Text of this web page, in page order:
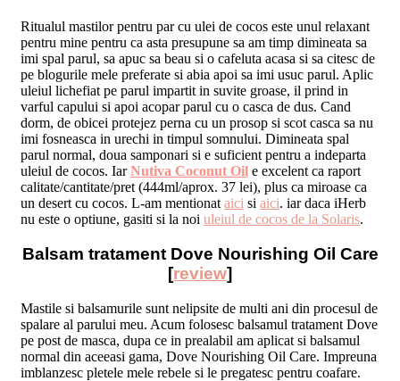
Ritualul mastilor pentru par cu ulei de cocos este unul relaxant
pentru mine pentru ca asta presupune sa am timp dimineata sa
imi spal parul, sa apuc sa beau si o cafeluta acasa si sa citesc de
pe blogurile mele preferate si abia apoi sa imi usuc parul. Aplic
uleiul lichefiat pe parul impartit in suvite groase, il prind in
varful capului si apoi acopar parul cu o casca de dus. Cand
dorm, de obicei protejez perna cu un prosop si scot casca sa nu
imi fosneasca in urechi in timpul somnului. Dimineata spal
parul normal, doua samponari si e suficient pentru a indeparta
uleiul de cocos. IarNutiva Coconut Oil e excelent ca raport
calitate/cantitate/pret (444ml/aprox. 37 lei), plus ca miroase ca
un desert cu cocos. L-am mentionat aici si aici. iar daca iHerb
nu este o optiune, gasiti si la noi uleiul de cocos de la Solaris.
Balsam tratament Dove Nourishing Oil Care
[review]
Mastile si balsamurile sunt nelipsite de multi ani din procesul de
spalare al parului meu. Acum folosesc balsamul tratament Dove
pe post de masca, dupa ce in prealabil am aplicat si balsamul
normal din aceeasi gama, Dove Nourishing Oil Care. Impreuna
imblanzesc pletele mele rebele si le pregatesc pentru coafare.